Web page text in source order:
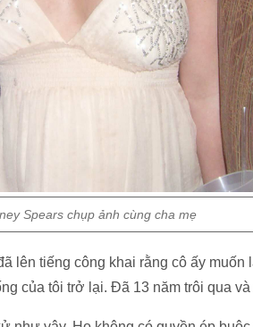
Spears chụp ảnh cùng cha mẹ
lên tiếng công khai rằng cô ấy muốn
của tôi trở lại. Đã 13 năm trôi qua